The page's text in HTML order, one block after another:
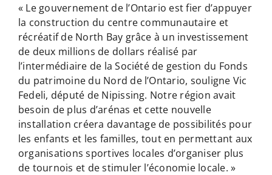
« Le gouvernement de l’Ontario est fier d’appuyer
la construction du centre communautaire et
récréatif de North Bay grâce à un investissement
de deux millions de dollars réalisé par
l’intermédiaire de la Société de gestion du Fonds
du patrimoine du Nord de l’Ontario, souligne Vic
Fedeli, député de Nipissing. Notre région avait
besoin de plus d’arénas et cette nouvelle
installation créera davantage de possibilités pour
les enfants et les familles, tout en permettant aux
organisations sportives locales d’organiser plus
de tournois et de stimuler l’économie locale. »